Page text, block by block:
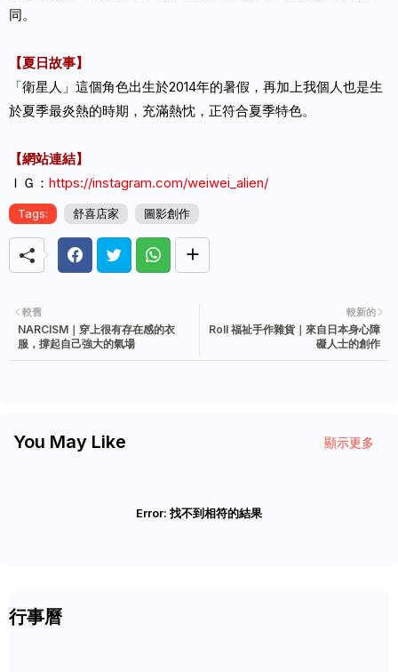
同。
【夏日故事】
「衛星人」這個角色出生於2014年的暑假，再加上我個人也是生
於夏季最炎熱的時期，充滿熱忱，正符合夏季特色。
【網站連結】
ＩＧ： https://instagram.com/weiwei_alien/
Tags: 舒喜店家 圖影創作
較新的
Roll 福祉手作雜貨｜來自日本身心障
礙人士的創作
較舊
NARCISM｜穿上很有存在感的衣
服，撐起自己強大的氣場
You May Like 顯示更多
Error: 找不到相符的結果
行事曆